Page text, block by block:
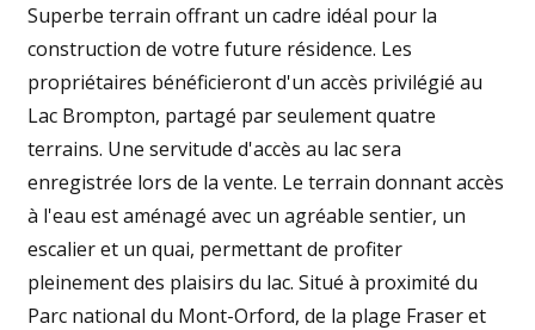
Superbe terrain offrant un cadre idéal pour la
construction de votre future résidence. Les
propriétaires bénéficieront d'un accès privilégié au
Lac Brompton, partagé par seulement quatre
terrains. Une servitude d'accès au lac sera
enregistrée lors de la vente. Le terrain donnant accès
à l'eau est aménagé avec un agréable sentier, un
escalier et un quai, permettant de profiter
pleinement des plaisirs du lac. Situé à proximité du
Parc national du Mont-Orford, de la plage Fraser et